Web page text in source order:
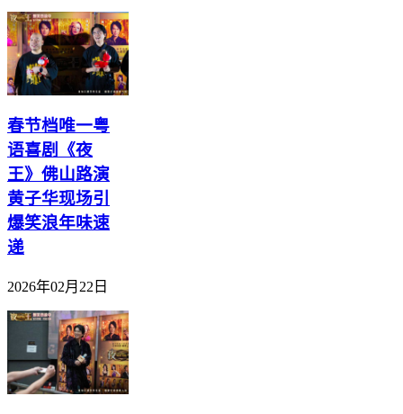
春节档唯一粤
语喜剧《夜
王》佛山路演
黄子华现场引
爆笑浪年味速
递
2026年02月22日